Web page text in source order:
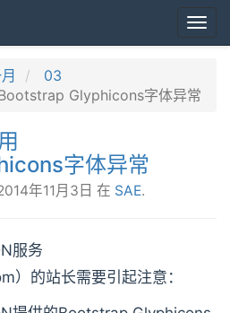
03
Glyphicons字体异常
字体异常
年11月3日 在 SAE.
服务
）的站长需要引起注意：